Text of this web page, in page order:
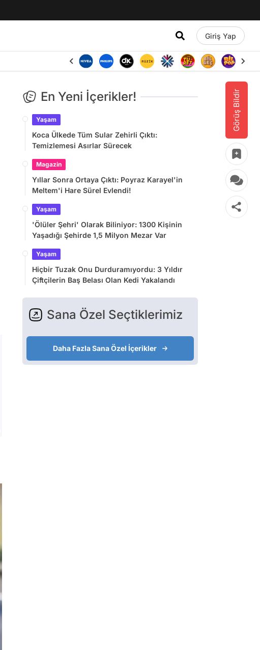
Giriş Yap
Görüş Bildir
En Yeni İçerikler!
Yaşam
Koca Ülkede Tüm Sular Zehirli Çıktı:
Temizlemesi Asırlar Sürecek
Magazin
Yıllar Sonra Ortaya Çıktı: Poyraz Karayel'in
Meltem'i Hare Sürel Evlendi!
Yaşam
'Ölüler Şehri' Olarak Biliniyor: 1300 Kişinin
Yaşadığı Şehirde 1,5 Milyon Mezar Var
Yaşam
Hiçbir Tuzak Onu Durduramıyordu: 3 Yıldır
Çiftçilerin Baş Belası Olan Kedi Yakalandı
Sana Özel Seçtiklerimiz
Daha Fazla Sana Özel İçerikler